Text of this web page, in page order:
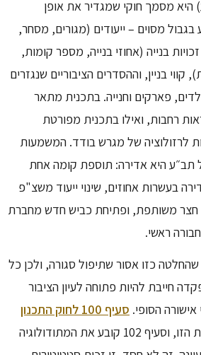
היא מסמך חוקי שמגדיר את אופן
מסוים – ייעודים (מגורים, מסחר,
בנייה (אחוזי בנייה, מספר קומות,
בניין, וההסדרים הציבוריים שנגזרים
פארקים וחנייה. בתכנית מתאר
רחבות, ואילו בתכנית מפורטת
לרזולוציה של מגרש בודד. המשמעות
תב״ע היא אדירה: תוספת קומה אחת
בעשרות אחוזים, שינוי ייעוד משצ"פ
חצר משותפת, ופתיחת כביש חדש מחברת
ראשי.
כזו אסור שתיפול סגורה, ולכן כל
חייבת להיות פתוחה לעיון הציבור
הסופי.
סעיף 100 לחוק התכנון
מעגן את הזכות הזו, וסעיף 102 קובע את המתודולוגיה